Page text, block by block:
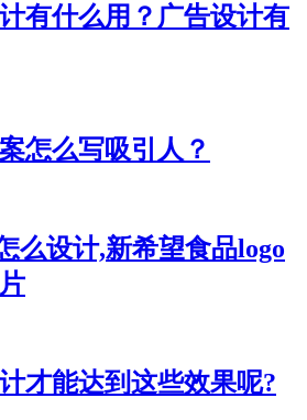
有什么用？广告设计有
怎么写吸引人？
么设计,新希望食品logo
才能达到这些效果呢?